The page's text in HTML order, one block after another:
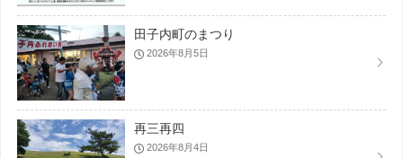
田子内町のまつり
2026年8月5日
再三再四
2026年8月4日